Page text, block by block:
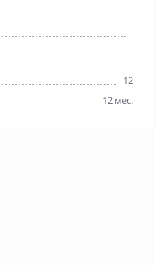
12
12 мес.